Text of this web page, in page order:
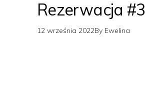
Rezerwacja #3
12 września 2022By Ewelina